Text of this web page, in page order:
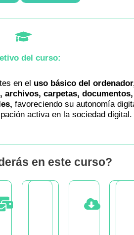
del curso:
en el uso básico del
carpetas,
favoreciendo su autonomía
activa en la sociedad digital.
en este curso?